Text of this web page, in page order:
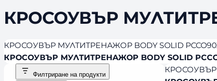
КРОСОУВЪР
КРОСОУВЪР МУЛТИТРЕНАЖОР BODY SOLID
КРОСОУВЪР МУЛТИТРЕНАЖОР BODY SOLID
Филтриране на продукти
КРОСОУВЪР